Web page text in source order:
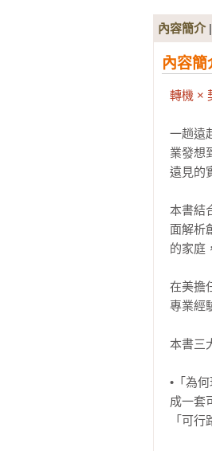
內容簡介|
內容簡
轉機 ×
一趟遠
業發想
遠見的
本書結
面解析
的家庭
在美擔
專業經
本書三
•「為
成一套
「可行